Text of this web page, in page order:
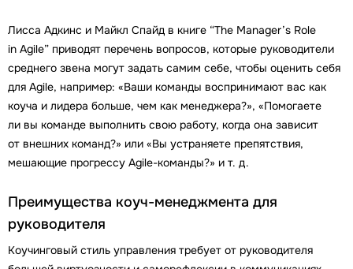
Лисса Адкинс и Майкл Спайд в книге “The Manager’s Role
in Agile” приводят перечень вопросов, которые руководители
среднего звена могут задать самим себе, чтобы оценить себя
для Agile, например: «Ваши команды воспринимают вас как
коуча и лидера больше, чем как менеджера?», «Помогаете
ли вы команде выполнить свою работу, когда она зависит
от внешних команд?» или «Вы устраняете препятствия,
мешающие прогрессу Agile-команды?» и т. д.
Преимущества коуч-менеджмента для
руководителя
Коучинговый стиль управления требует от руководителя